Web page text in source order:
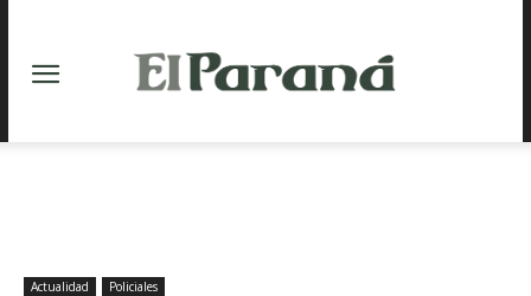
Actualidad Policiales